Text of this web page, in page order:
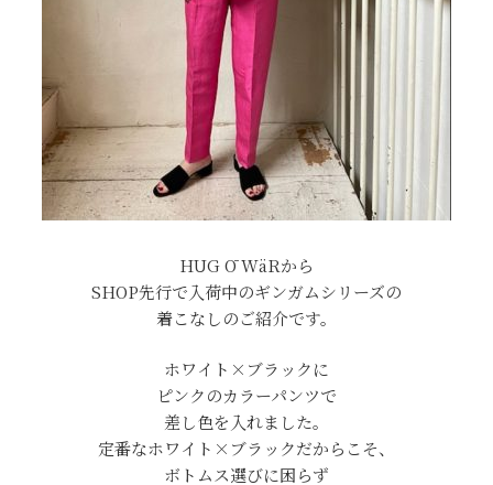
HUG Ō WäRから
SHOP先行で入荷中のギンガムシリーズの
着こなしのご紹介です。
ホワイト×ブラックに
ピンクのカラーパンツで
差し色を入れました。
定番なホワイト×ブラックだからこそ、
ボトムス選びに困らず